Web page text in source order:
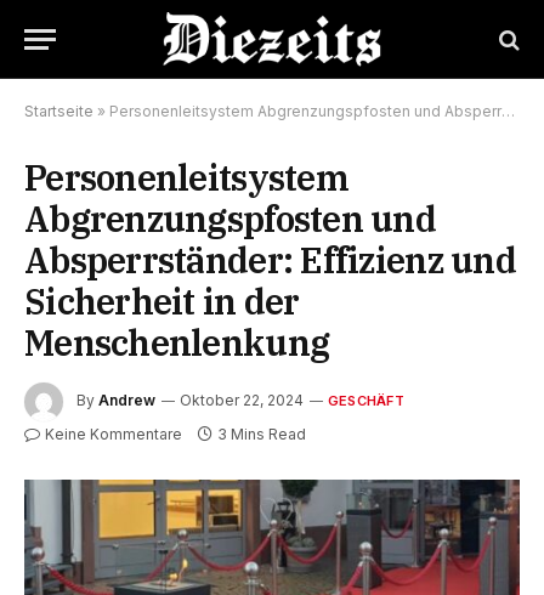
Startseite » Personenleitsystem Abgrenzungspfosten und Absperrständer: Effizienz und Sicherheit in der Menschenlenkung
Personenleitsystem
Abgrenzungspfosten und
Absperrständer: Effizienz und
Sicherheit in der
Menschenlenkung
By Andrew Oktober 22, 2024 GESCHÄFT
Keine Kommentare 3 Mins Read